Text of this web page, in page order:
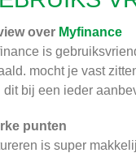
over Myfinance
is
mocht je vast
dit bij een ieder
punten
is super